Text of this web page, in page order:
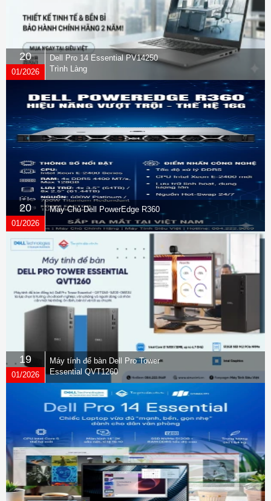
20
01/2026
Dell Pro 14 Essential PV14250
Trình Làng
20
01/2026
Máy Chủ Dell PowerEdge R360
19
01/2026
Máy tính để bàn Dell Pro Tower
Essential QVT1260